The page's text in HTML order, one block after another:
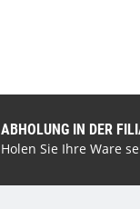
ABHOLUNG IN DER
Holen Sie Ihre Ware